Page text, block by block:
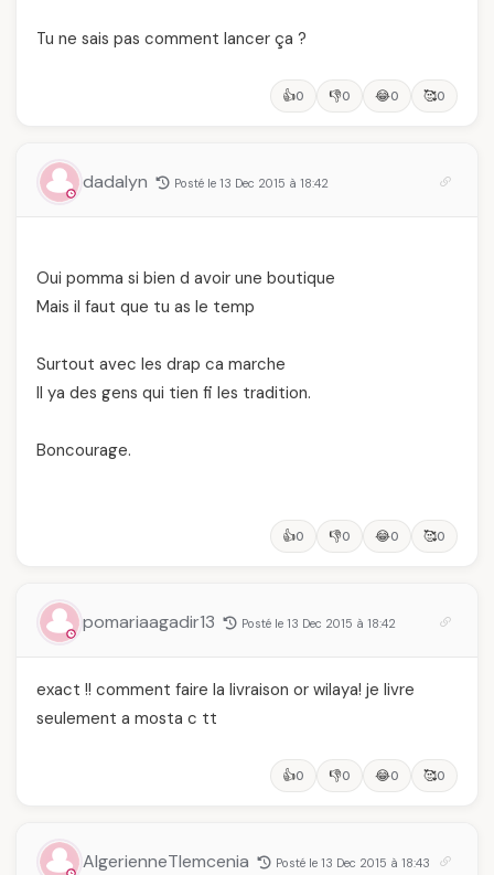
Tu ne sais pas comment lancer ça ?
👍0 👎0 😂0 🥰0
dadalyn Posté le 13 Dec 2015 à 18:42
Oui pomma si bien d avoir une boutique
Mais il faut que tu as le temp
Surtout avec les drap ca marche
Il ya des gens qui tien fi les tradition.
Boncourage.
👍0 👎0 😂0 🥰0
pomariaagadir13 Posté le 13 Dec 2015 à 18:42
exact !! comment faire la livraison or wilaya! je livre
seulement a mosta c tt
👍0 👎0 😂0 🥰0
AlgerienneTlemcenia Posté le 13 Dec 2015 à 18:43